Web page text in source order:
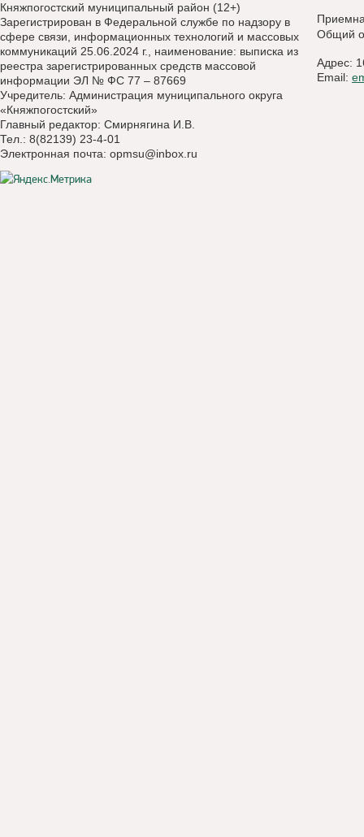
Княжпогостский муниципальный район (12+)
Зарегистрирован в Федеральной службе по надзору в
сфере связи, информационных технологий и массовых
коммуникаций 25.06.2024 г., наименование: выписка из
реестра зарегистрированных средств массовой
информации ЭЛ № ФС 77 – 87669
Учредитель: Администрация муниципального округа
«Княжпогостский»
Главный редактор: Смирнягина И.В.
Тел.: 8(82139) 23-4-01
Электронная почта: opmsu@inbox.ru
Общий
Адрес:
Email: